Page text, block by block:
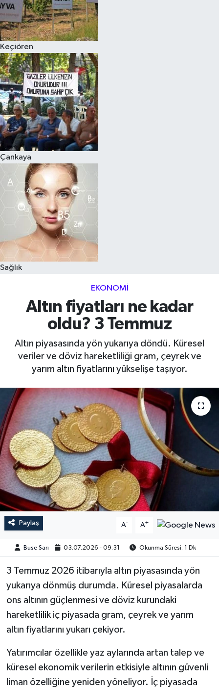
Keçiören
Çankaya
Sağlık
EKONOMI
Altın fiyatları ne kadar
oldu? 3 Temmuz
Altın piyasasında yön yukarıya döndü. Küresel
veriler ve döviz hareketliliği gram, çeyrek ve
yarım altın fiyatlarını yükselişe taşıyor.
Paylaş A- A+
Buse Sarı 03.07.2026 - 09:31 Okunma Süresi: 1 Dk
3 Temmuz 2026 itibarıyla altın piyasasında yön
yukarıya dönmüş durumda. Küresel piyasalarda
ons altının güçlenmesi ve döviz kurundaki
hareketlilik iç piyasada gram, çeyrek ve yarım
altın fiyatlarını yukarı çekiyor.
Yatırımcılar özellikle yaz aylarında artan talep ve
küresel ekonomik verilerin etkisiyle altının güvenli
liman özelliğine yeniden yöneliyor. İç piyasada